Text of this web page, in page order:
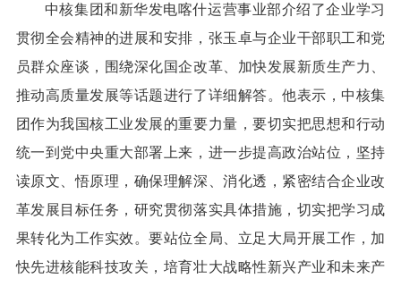
中核集团和新华发电喀什运营事业部介绍了企业学习
贯彻全会精神的进展和安排，张玉卓与企业干部职工和党
员群众座谈，围绕深化国企改革、加快发展新质生产力、
推动高质量发展等话题进行了详细解答。他表示，中核集
团作为我国核工业发展的重要力量，要切实把思想和行动
统一到党中央重大部署上来，进一步提高政治站位，坚持
读原文、悟原理，确保理解深、消化透，紧密结合企业改
革发展目标任务，研究贯彻落实具体措施，切实把学习成
果转化为工作实效。要站位全局、立足大局开展工作，加
快先进核能科技攻关，培育壮大战略性新兴产业和未来产